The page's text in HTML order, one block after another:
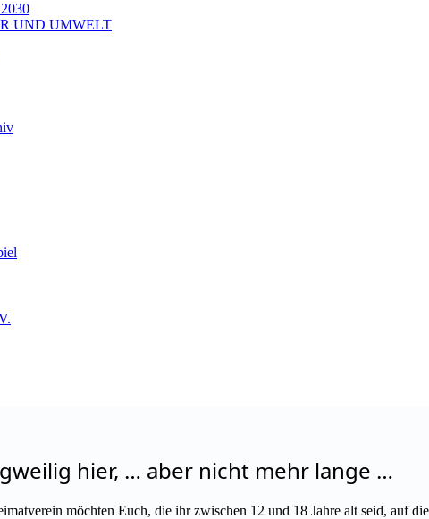
UND UMWELT
hier, … aber nicht mehr lange …
möchten Euch, die ihr zwischen 12 und 18 Jahre alt seid, auf